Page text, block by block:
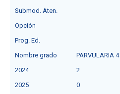
Submod. Aten.
Opción
Prog. Ed.
Nombre grado
PARVULARIA 4
2024
2
2025
0